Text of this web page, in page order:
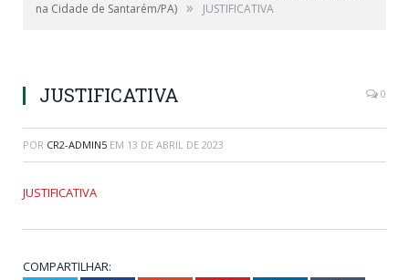
na Cidade de Santarém/PA) » JUSTIFICATIVA
JUSTIFICATIVA 0
POR CR2-ADMIN5 EM 13 DE ABRIL DE 2023
JUSTIFICATIVA
COMPARTILHAR: